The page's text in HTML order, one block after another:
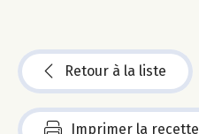
Retour à la liste
Imprimer la recette